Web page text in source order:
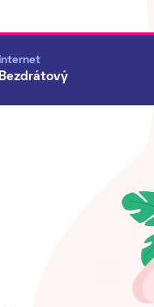
Internet
Bezdrátový